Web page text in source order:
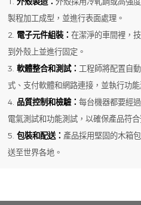
製程加工成型，並進行表面處理。
2. 電子元件組裝：在潔淨的車間裡，
到外殼上並進行固定。
3.軟體整合和測試： 工程師將配置自
式、支付軟體和網路連接，並執行功能
4. 品質控制和檢驗：每台機器都要經
電氣測試和功能測試，以確保產品符
5.包裝和配送： 產品採用堅固的木箱
送至世界各地。